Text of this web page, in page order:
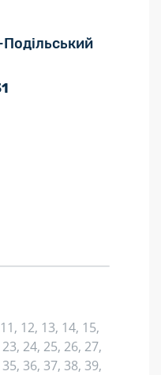
12, 13, 14, 15,
24, 25, 26, 27,
36, 37, 38, 39,